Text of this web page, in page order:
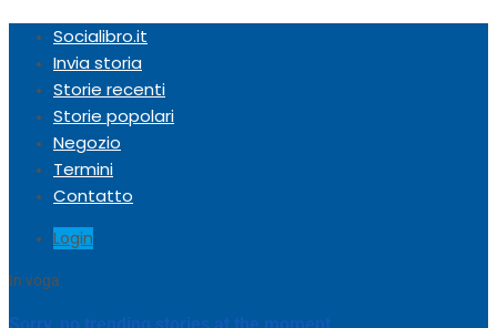
Socialibro.it
Invia storia
Storie recenti
Storie popolari
Negozio
Termini
Contatto
Login
In voga